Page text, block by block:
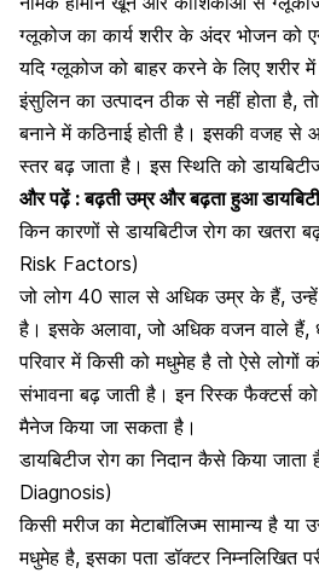
ग्लूकोज का कार्य शरीर के अंदर भोजन को
यदि ग्लूकोज को बाहर करने के लिए शरीर में
इंसुलिन का उत्पादन ठीक से नहीं होता है,
बनाने में कठिनाई होती है। इसकी वजह
स्तर बढ़ जाता है। इस स्थिति को
और पढ़ें :बढ़ती उम्र और बढ़ता हुआ
किन कारणों से डायबिटीज रोग का खतरा
Risk Factors)
जो लोग 40 साल से अधिक उम्र के हैं,
है। इसके अलावा, जो अधिक वजन वाले हैं,
परिवार में किसी को मधुमेह है तो ऐसे लोगों
संभावना बढ़ जाती है। इन रिस्क फैक्टर्स
मैनेज किया जा सकता है।
डायबिटीज रोग का निदान कैसे किया
Diagnosis)
किसी मरीज का मेटाबॉलिज्म सामान्य है या
मधुमेह है, इसका पता डॉक्टर निम्नलिखित